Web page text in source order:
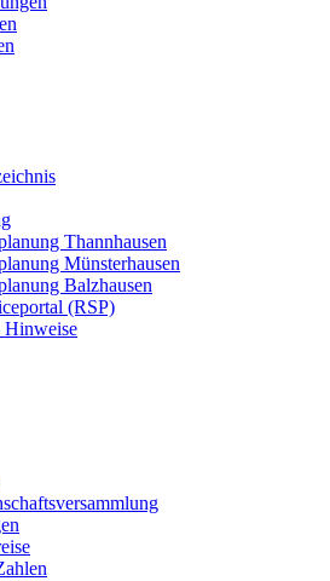
Thannhausen
Münsterhausen
Balzhausen
(RSP)
Hinweise